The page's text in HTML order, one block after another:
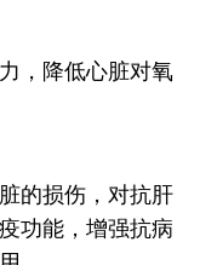
，降低心脏对氧
的损伤，对抗肝
功能，增强抗病